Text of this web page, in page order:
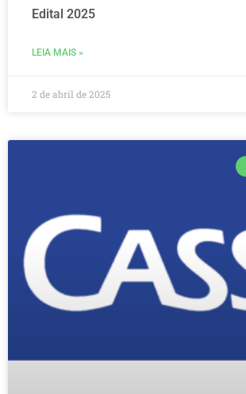
Edital 2025
LEIA MAIS »
2 de abril de 2025